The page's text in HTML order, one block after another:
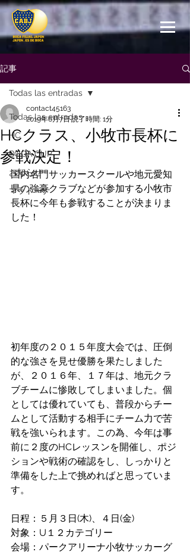
記事
Todas las entradas
HC
BOCA CUP
お知らせ
マラドーナ
Todas las entradas
HCクラス、小牧市長杯に
参戦決定！
contact45163
2019年6月7日読了時間: 1分
国内名門サッカースクールや地元愛知
県の強豪クラブなどが参加する小牧市
長杯に今年も参戦することが決まりま
した！
初年度の２０１５年度大会では、圧倒
的な強さを見せ優勝を果たしました
が、２０１６年、１７年は、地元クラ
ブチームに惨敗してしまいました。個
としては優れていても、普段からチー
ムとして活動する相手にチーム力で苦
戦を強いられます。この為、今年は事
前に２度のHCレッスンを開催し、ポジ
ションや戦術の確認をし、しっかりと
準備をした上で挑めればと思っていま
す。
日程：５月３日(木)、４日(金)
対象：U１２カテゴリー
会場：パークアリーナ小牧サッカーグ